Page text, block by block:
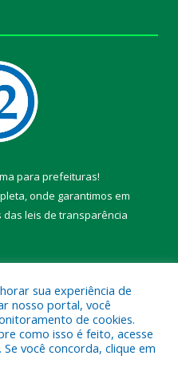
para prefeituras!
onde garantimos em
das leis de transparência
Municipal de Chaves.
sua experiência de
nosso portal, você
de cookies.
como isso é feito, acesse
Se você concorda, clique em